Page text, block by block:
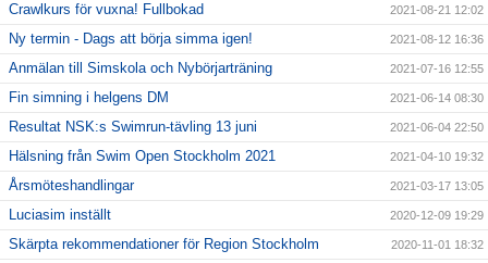
Crawlkurs för vuxna! Fullbokad 2021-08-21 12:02
Ny termin - Dags att börja simma igen! 2021-08-12 16:36
Anmälan till Simskola och Nybörjarträning 2021-07-16 12:55
Fin simning i helgens DM 2021-06-14 08:30
Resultat NSK:s Swimrun-tävling 13 juni 2021-06-04 22:50
Hälsning från Swim Open Stockholm 2021 2021-04-10 19:32
Årsmöteshandlingar 2021-03-17 13:05
Luciasim inställt 2020-12-09 19:29
Skärpta rekommendationer för Region Stockholm 2020-11-01 18:32